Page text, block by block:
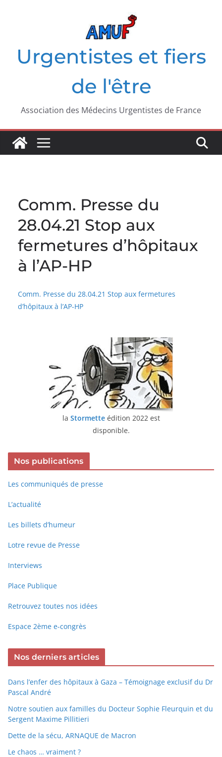
Urgentistes et fiers
de l'être
Association des Médecins Urgentistes de France
Comm. Presse du
28.04.21 Stop aux
fermetures d’hôpitaux
à l’AP-HP
Comm. Presse du 28.04.21 Stop aux fermetures
d’hôpitaux à l’AP-HP
la Stormetteédition 2022 est
disponible.
Nos publications
Les communiqués de presse
L’actualité
Les billets d’humeur
Lotre revue de Presse
Interviews
Place Publique
Retrouvez toutes nos idées
Espace 2ème e-congrès
Nos derniers articles
Dans l’enfer des hôpitaux à Gaza – Témoignage exclusif du Dr
Pascal André
Notre soutien aux familles du Docteur Sophie Fleurquin et du
Sergent Maxime Pillitieri
Dette de la sécu, ARNAQUE de Macron
Le chaos … vraiment ?